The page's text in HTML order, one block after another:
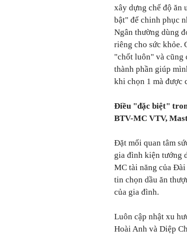
xây dựng chế độ ăn
bật" để chinh phục
Ngân thường dùng
riêng cho sức khỏe.
"chốt luôn" và cũng
thành phần giúp
khi chọn 1 mà được
Điều "đặc biệt"
BTV-MC VTV,
Đặt mối quan tâm
gia đình kiện tướng
MC tài năng của
tin chọn dầu ăn
của gia đình.
Luôn cập nhật xu
Hoài Anh và Diệp